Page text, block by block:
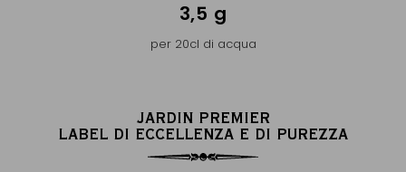
3,5 g
per 20cl di acqua
JARDIN PREMIER
LABEL DI ECCELLENZA E DI PUREZZA